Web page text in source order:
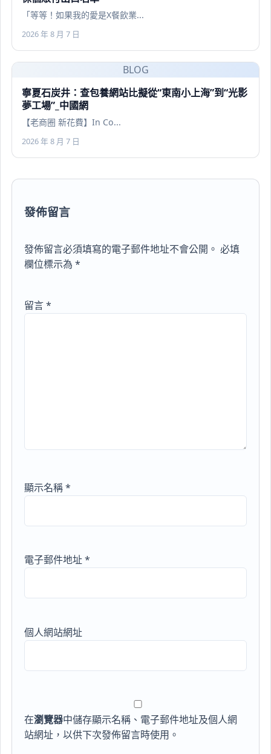
「等等！如果我的愛是X餐飲業...
2026 年 8 月 7 日
BLOG
寧夏石炭井：查包養網站比擬從“東南小上海”到“光影
夢工場”_中國網
【老商圈 新花費】In Co...
2026 年 8 月 7 日
發佈留言
發佈留言必須填寫的電子郵件地址不會公開。 必填
欄位標示為*
留言*
顯示名稱*
電子郵件地址*
個人網站網址
在瀏覽器中儲存顯示名稱、電子郵件地址及個人網
站網址，以供下次發佈留言時使用。